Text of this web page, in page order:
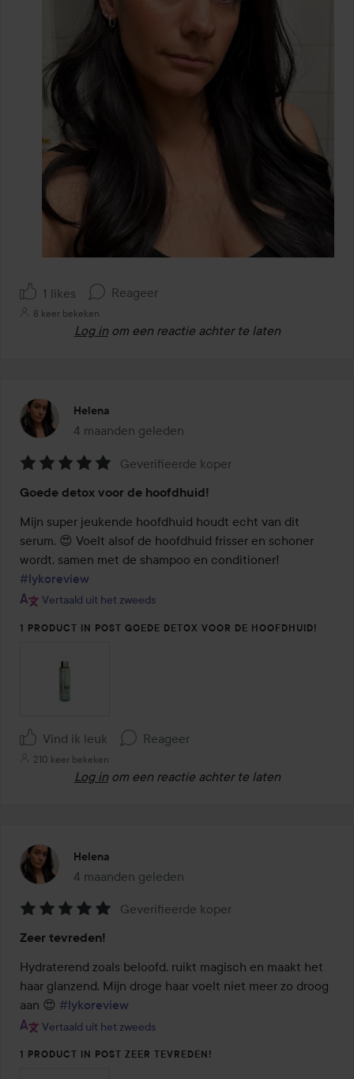
1 likes Reageer
8 keer bekeken
Log in om een reactie achter te laten
Helena
4 maanden geleden
Het bericht is gemaakt 4 maanden geleden
5
van
de
5
Geverifieerde koper
Goede detox voor de hoofdhuid!
Mijn super jeukende hoofdhuid houdt echt van dit
serum. 😍 Voelt alsof de hoofdhuid frisser en schoner
#lykoreview
Vertaald uit het zweeds
1 PRODUCT IN POST GOEDE DETOX VOOR DE HOOFDHUID!
Vind ik leuk Reageer
210 keer bekeken
Log in om een reactie achter te laten
Helena
4 maanden geleden
Het bericht is gemaakt 4 maanden geleden
5
van
de
5
Geverifieerde koper
Zeer tevreden!
Hydraterend zoals beloofd, ruikt magisch en maakt het
haar glanzend. Mijn droge haar voelt niet meer zo droog
aan 😍 #lykoreview
Vertaald uit het zweeds
1 PRODUCT IN POST ZEER TEVREDEN!